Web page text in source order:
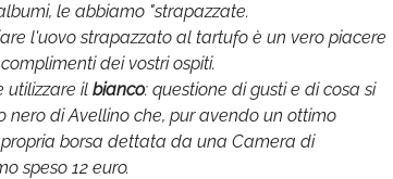
le abbiamo "strapazzate.
l'uovo strapazzato al tartufo è un vero piacere
dei vostri ospiti.
il bianco: questione di gusti e di cosa si
di Avellino che, pur avendo un ottimo
borsa dettata da una Camera di
speso 12 euro.